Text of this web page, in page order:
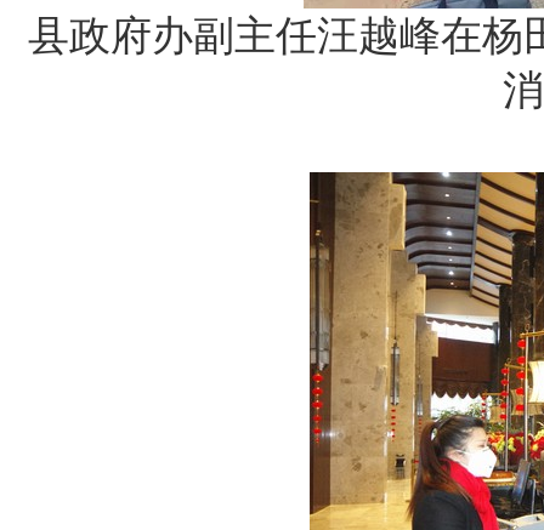
县政府办副主任汪越峰在杨